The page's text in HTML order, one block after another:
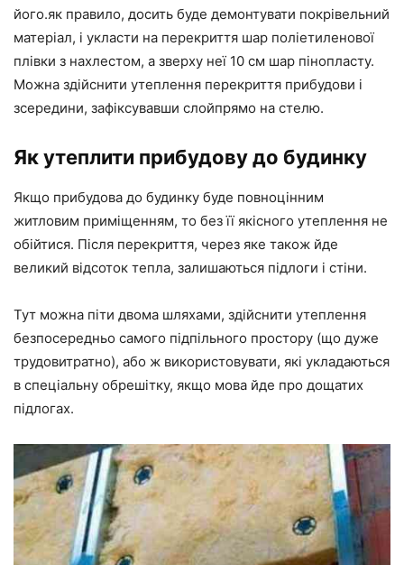
його.як правило, досить буде демонтувати покрівельний
матеріал, і укласти на перекриття шар поліетиленової
плівки з нахлестом, а зверху неї 10 см шар пінопласту.
Можна здійснити утеплення перекриття прибудови і
зсередини, зафіксувавши слойпрямо на стелю.
Як утеплити прибудову до будинку
Якщо прибудова до будинку буде повноцінним
житловим приміщенням, то без її якісного утеплення не
обійтися. Після перекриття, через яке також йде
великий відсоток тепла, залишаються підлоги і стіни.
Тут можна піти двома шляхами, здійснити утеплення
безпосередньо самого підпільного простору (що дуже
трудовитратно), або ж використовувати, які укладаються
в спеціальну обрешітку, якщо мова йде про дощатих
підлогах.